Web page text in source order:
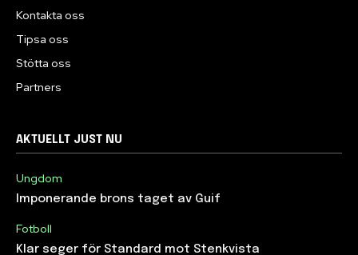
Kontakta oss
Tipsa oss
Stötta oss
Partners
AKTUELLT JUST NU
Ungdom
Imponerande brons taget av Guif
Fotboll
Klar seger för Standard mot Stenkvista